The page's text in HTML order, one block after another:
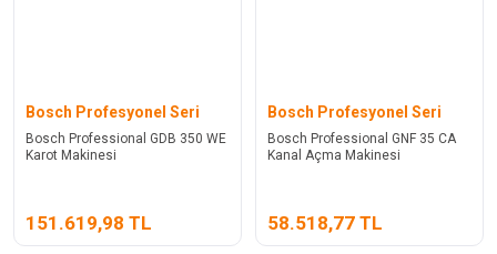
Bosch Profesyonel Seri
Bosch Professional GDB 350 WE
Karot Makinesi
151.619,98 TL
Bosch Profesyonel Seri
Bosch Professional GNF 35 CA
Kanal Açma Makinesi
58.518,77 TL